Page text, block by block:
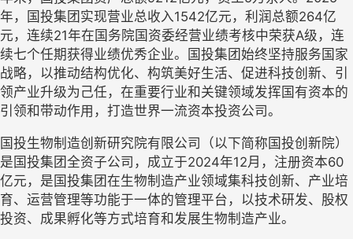
年，国投集团实现营业总收入1542亿元，利润总额264亿
元，连续21年在国务院国资委经营业绩考核中荣获A级，连
续七个任期获得业绩优秀企业。国投集团始终坚持服务国家
战略，以推动结构优化、构筑美好生活、促进科技创新、引
领产业升级为己任，在重要行业和关键领域发挥国有资本的
引领和带动作用，打造世界一流资本投资公司。
国投生物制造创新研究院有限公司（以下简称国投创新院）
是国投集团全资子公司，成立于2024年12月，注册资本60
亿元，是国投集团在生物制造产业领域集科技创新、产业培
育、运营管理等功能于一体的管理平台，以技术研发、股权
投资、成果孵化等方式培育和发展生物制造产业。